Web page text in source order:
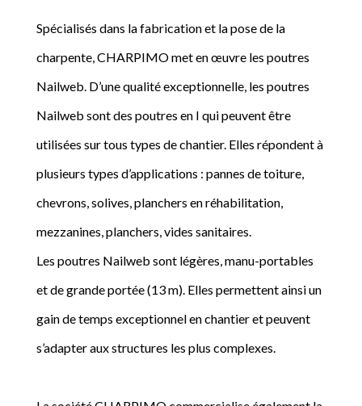
Spécialisés dans la fabrication et la pose de la
charpente, CHARPIMO met en œuvre les poutres
Nailweb. D’une qualité exceptionnelle, les poutres
Nailweb sont des poutres en I qui peuvent être
utilisées sur tous types de chantier. Elles répondent à
plusieurs types d’applications : pannes de toiture,
chevrons, solives, planchers en réhabilitation,
mezzanines, planchers, vides sanitaires.
Les poutres Nailweb sont légères, manu-portables
et de grande portée (13 m). Elles permettent ainsi un
gain de temps exceptionnel en chantier et peuvent
s’adapter aux structures les plus complexes.